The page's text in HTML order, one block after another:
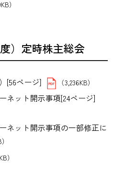
）
）定時株主総会
[56ページ] （3,236KB）
ネット開示事項[24ページ]
ネット開示事項の一部修正に
）